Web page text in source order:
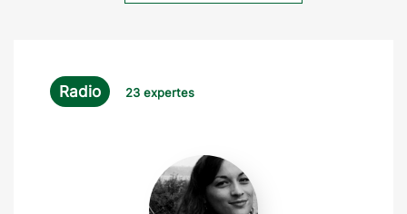
Radio 23 expertes
Clémence
Lehec